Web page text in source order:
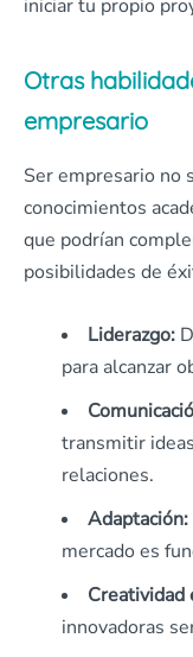
iniciar tu propio
Otras
empresario
Ser empresario no
conocimientos
que podrían
posibilidades de
Liderazgo:
para alcanzar
transmitir
relaciones.
Adaptación:
mercado es
Creatividad
innovadoras